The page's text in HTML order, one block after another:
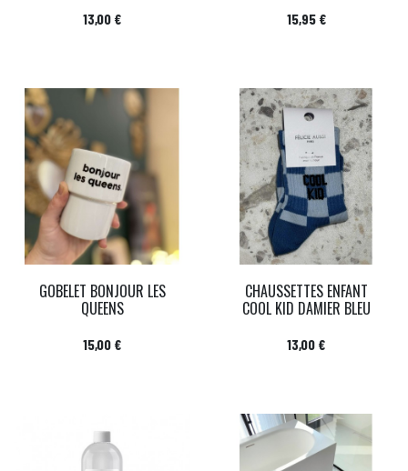
Prix
13,00 € Prix
15,95 €
GOBELET BONJOUR LES
QUEENS
Prix
15,00 €
CHAUSSETTES ENFANT
COOL KID DAMIER BLEU
Prix
13,00 €